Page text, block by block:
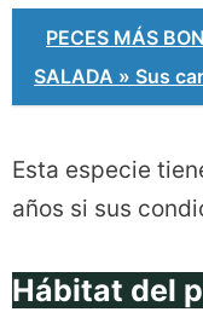
PECES MÁS
SALADA » Sus
Esta especie
años si sus
Hábitat del